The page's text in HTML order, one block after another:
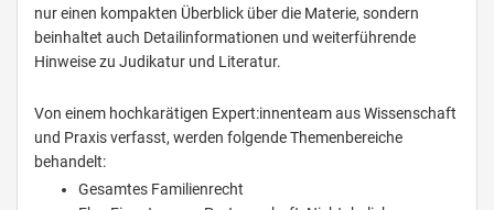
nur einen kompakten Überblick über die Materie, sondern
beinhaltet auch Detailinformationen und weiterführende
Hinweise zu Judikatur und Literatur.
Von einem hochkarätigen Expert:innenteam aus Wissenschaft
und Praxis verfasst, werden folgende Themenbereiche
behandelt:
Gesamtes Familienrecht